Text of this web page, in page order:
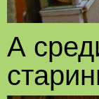
А